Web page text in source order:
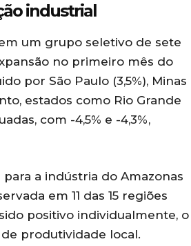
industrial
um grupo seletivo de sete
no primeiro mês do
por São Paulo (3,5%), Minas
estados como Rio Grande
com -4,5% e -4,3%,
a indústria do Amazonas
em 11 das 15 regiões
positivo individualmente, o
produtividade local.